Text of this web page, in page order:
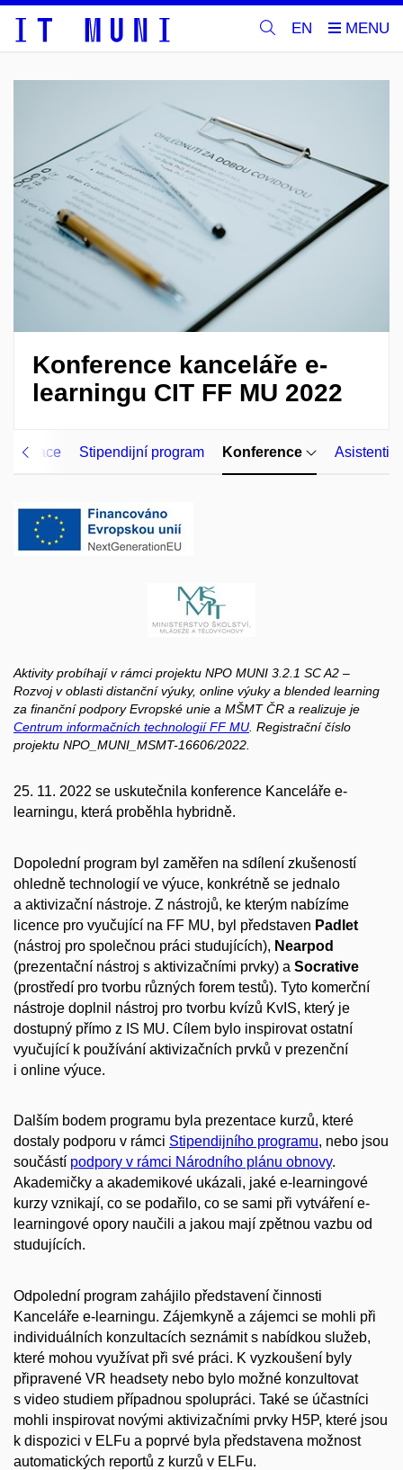
EN
Konference kanceláře e-
learningu CIT FF MU 2022
Stipendijní program Konference Asistenti
Aktivity probíhají v rámci projektu NPO MUNI 3.2.1 SC A2 –
Rozvojv oblasti distanční výuky, online výuky a blended learning
za finanční podpory Evropské unie a MŠMT ČR a realizuje je
Centrum informačních technologií FF MU . Registrační číslo
projektu NPO_MUNI_MSMT-16606/2022.
25. 11. 2022 se uskutečnila konference Kanceláře e-
learningu, která proběhla hybridně.
Dopolední program byl zaměřen na sdílení zkušeností
ohledně technologií ve výuce, konkrétně se jednalo
a aktivizační nástroje. Z nástrojů, ke kterým nabízíme
licence pro vyučující na FF MU, byl představen Padlet
(nástroj pro společnou práci studujících), Nearpod
(prezentační nástroj s aktivizačními prvky) a Socrative
(prostředí pro tvorbu různých forem testů). Tyto komerční
nástroje doplnil nástroj pro tvorbu kvízů KvIS, který je
dostupný přímo z IS MU. Cílem bylo inspirovat ostatní
vyučující k používání aktivizačních prvků v prezenční
i online výuce.
Dalším bodem programu byla prezentace kurzů, které
dostaly podporu v rámci Stipendijního programu, nebo jsou
součástí podpory v rámci Národního plánu obnovy.
Akademičky a akademikové ukázali, jaké e-learningové
kurzy vznikají, co se podařilo, co se sami při vytváření e-
learningové opory naučili a jakou mají zpětnou vazbu od
studujících.
Odpolední program zahájilo představení činnosti
Kanceláře e-learningu. Zájemkyně a zájemci se mohli při
individuálních konzultacích seznámit s nabídkou služeb,
které mohou využívat při své práci. K vyzkoušení byly
připravené VR headsety nebo bylo možné konzultovat
s video studiem případnou spolupráci. Také se účastníci
mohli inspirovat novými aktivizačními prvky H5P, které jsou
k dispozici v ELFu a poprvé byla představena možnost
automatických reportů z kurzů v ELFu.